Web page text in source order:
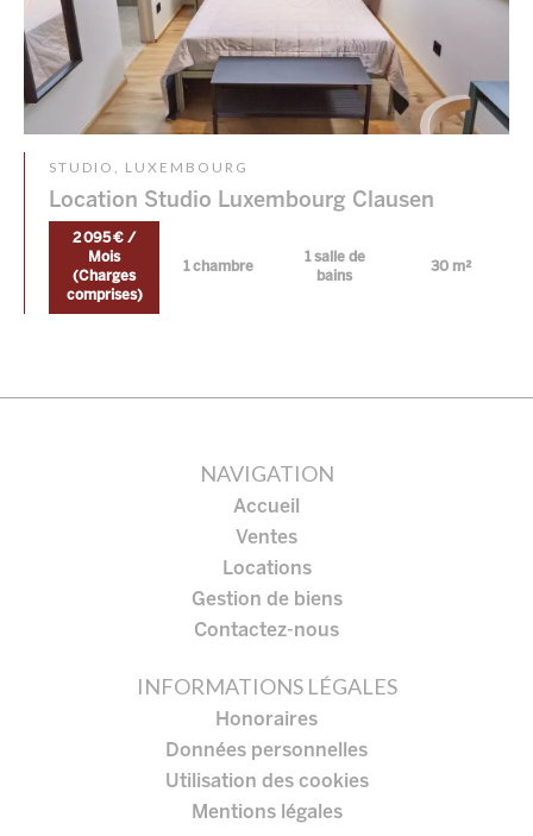
STUDIO, LUXEMBOURG
Location Studio Luxembourg Clausen
2 095 € /
Mois
(Charges
comprises)
1 chambre
1 salle de
bains
30 m²
NAVIGATION
Accueil
Ventes
Locations
Gestion de biens
Contactez-nous
INFORMATIONS LÉGALES
Honoraires
Données personnelles
Utilisation des cookies
Mentions légales